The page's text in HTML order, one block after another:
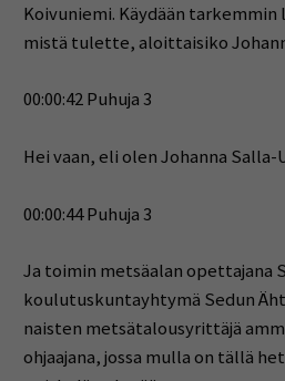
Koivuniemi. Käydään
mistä tulette, aloittaisiko
00:00:42 Puhuja 3
Hei vaan, eli olen Johanna
00:00:44 Puhuja 3
Ja toimin metsäalan opettajana
koulutuskuntayhtymä Sedun
naisten metsätalousyrittäjä
ohjaajana, jossa mulla on tällä